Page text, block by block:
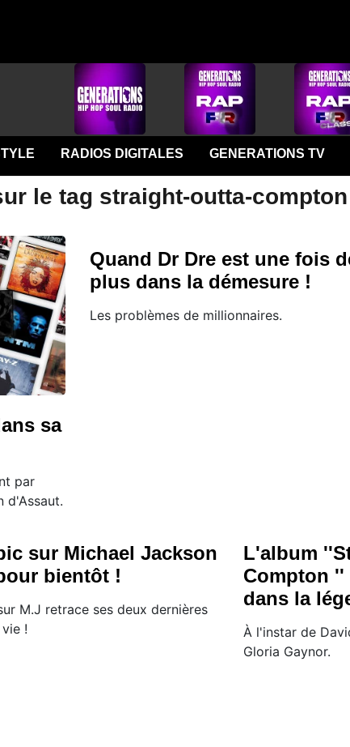
RADIOS DIGITALES GENERATIONS TV
le tag straight-outta-
sa
par
d'Assaut.
Quand Dr Dre est une fois
plus dans la démesure !
Les problèmes de millionnaires.
sur Michael Jackson
bientôt !
M.J retrace ses deux dernières
!
L'album
Compton ''
dans la
À l'instar de
Gloria Gaynor.